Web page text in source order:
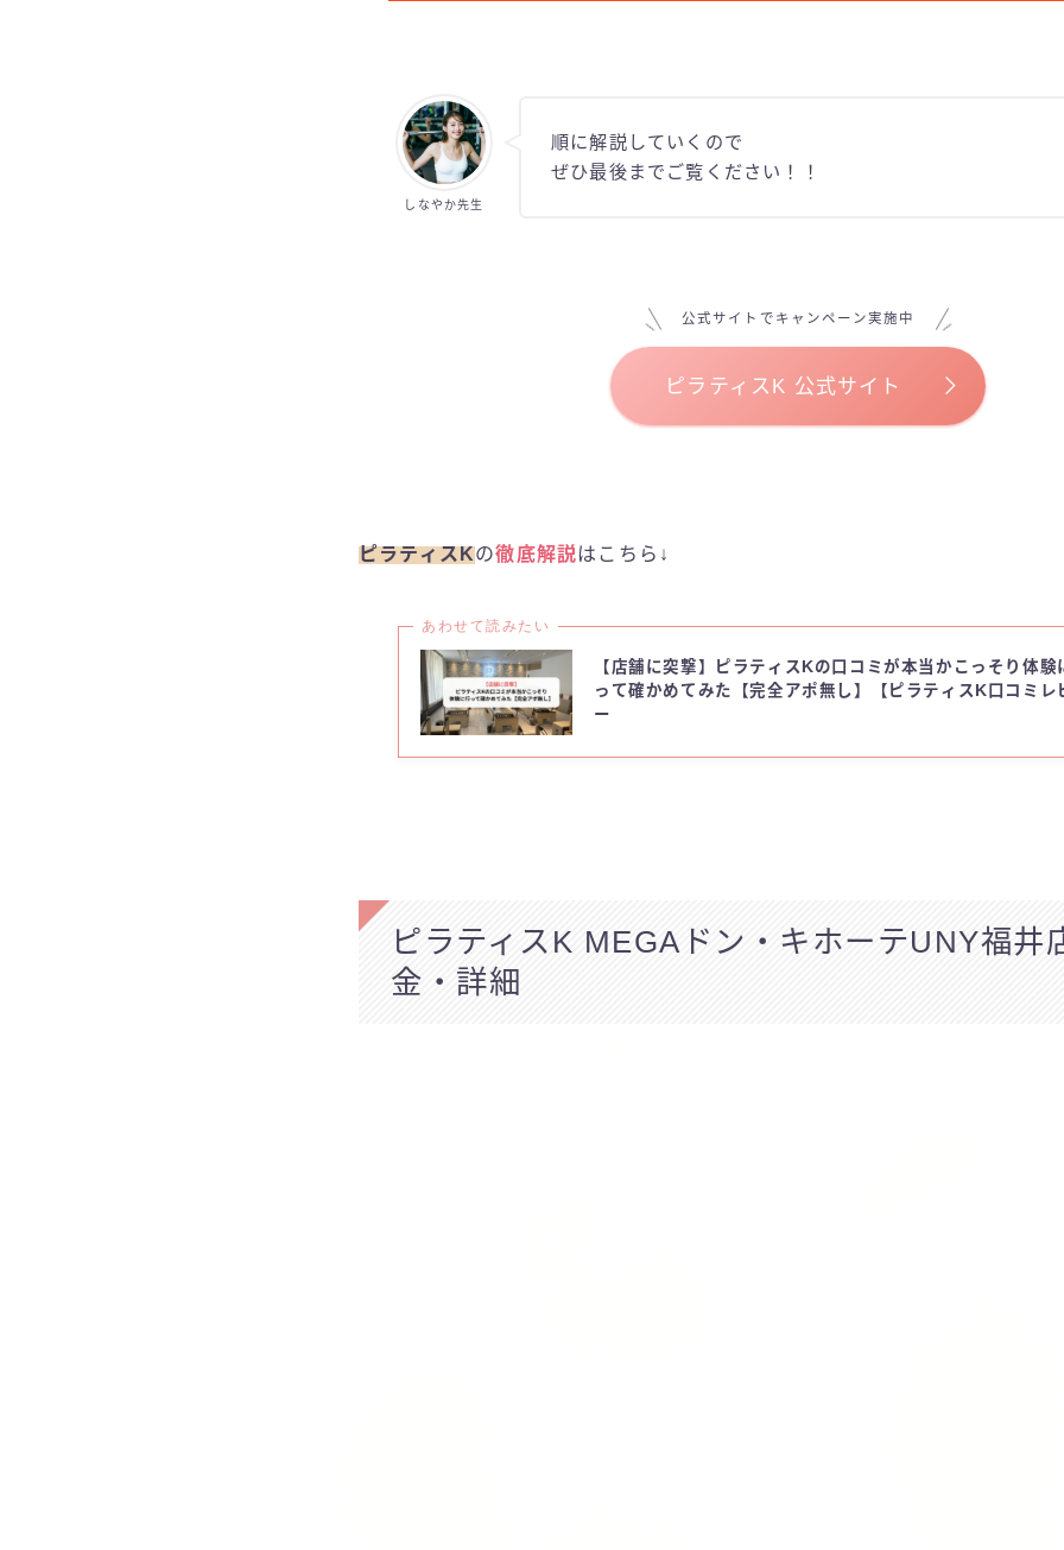
しなやか先生
順に解説していくので
ぜひ最後までご覧ください！！
公式サイトでキャンペーン実施中
ピラティスK 公式サイト
ピラティスKの徹底解説はこちら↓
あわせて読みたい
【店舗に突撃】ピラティスKの口コミが本当かこっそり体験
って確かめてみた【完全アポ無し】【ピラティスK口コミレ
ー
ピラティスK MEGAドン・キホーテUNY福井
金・詳細